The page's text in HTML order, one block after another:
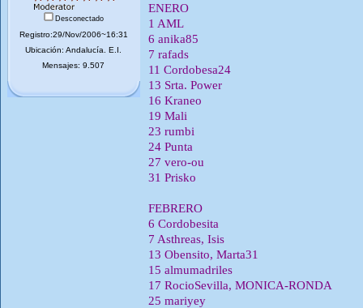
Desconectado
Registro:29/Nov/2006~16:31
Ubicación: Andalucí­a. E.I.
Mensajes: 9.507
ENERO
1 AML
6 anika85
7 rafads
11 Cordobesa24
13 Srta. Power
16 Kraneo
19 Mali
23 rumbi
24 Punta
27 vero-ou
31 Prisko
FEBRERO
6 Cordobesita
7 Asthreas, Isis
13 Obensito, Marta31
15 almumadriles
17 RocioSevilla, MONICA-RONDA
25 mariyey